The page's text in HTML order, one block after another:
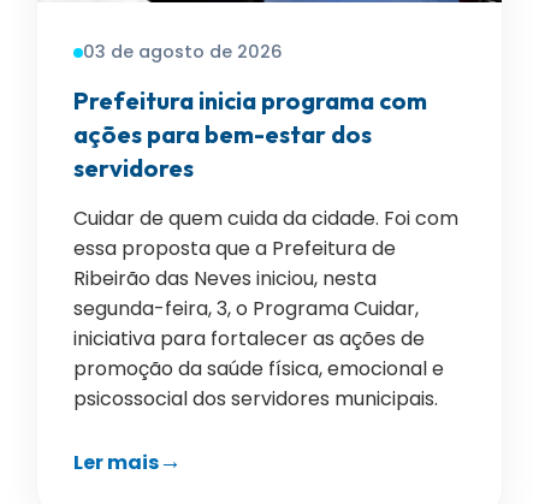
03 de agosto de 2026
Prefeitura inicia programa com
ações para bem-estar dos
servidores
Cuidar de quem cuida da cidade. Foi com
essa proposta que a Prefeitura de
Ribeirão das Neves iniciou, nesta
segunda-feira, 3, o Programa Cuidar,
iniciativa para fortalecer as ações de
promoção da saúde física, emocional e
psicossocial dos servidores municipais.
Ler mais